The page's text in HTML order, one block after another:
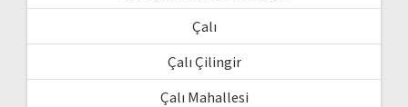
Çalı
Çalı Çilingir
Çalı Mahallesi